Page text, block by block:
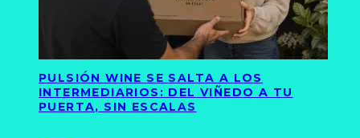
PULSIÓN WINE SE SALTA A LOS
INTERMEDIARIOS: DEL VIÑEDO A TU
PUERTA, SIN ESCALAS